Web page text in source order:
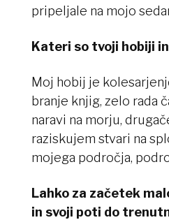
pripeljale na mojo
Kateri so tvoji hobiji
Moj hobij je
branje knjig, zelo rada
naravi na morju,
raziskujem stvari na
mojega področja,
Lahko za začetek
in svoji poti do